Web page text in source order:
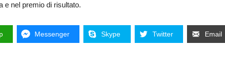
e nel premio di risultato.
Messenger Skype Twitter Email